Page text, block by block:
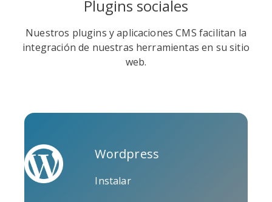
los vídeos más largos
suelen estar mejor clasificados
en los resultados de búsqueda
de Google
Plugins sociales
Nuestros plugins y aplicaciones CMS facilitan la
integración de nuestras herramientas en su sitio
web.
Wordpress
Instalar